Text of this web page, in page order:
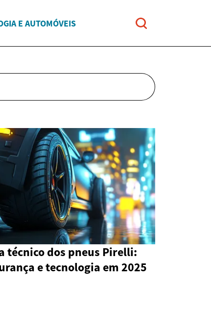
E AUTOMÓVEIS
técnico dos pneus Pirelli:
e tecnologia em 2025